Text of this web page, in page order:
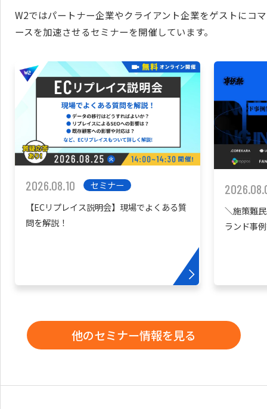
W2ではパートナー企業やクライアント企業をゲストにコマ
ースを加速させるセミナーを開催しています。
2026.08.10
セミナー
【ECリプレイス説明会】現場でよくある質
問を解説！
＼施策難
ランド事
他のセミナー情報を見る